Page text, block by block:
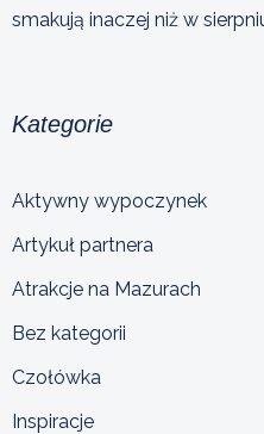
smakują inaczej niż w
Kategorie
Aktywny wypoczynek
Artykuł partnera
Atrakcje na Mazurach
Bez kategorii
Czołówka
Inspiracje